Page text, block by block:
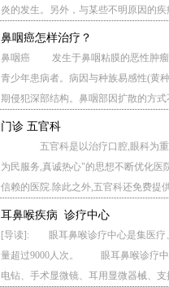
炎的发生。另外，与某些不明原因的疾
鼻咽癌怎样治疗？
鼻咽癌 发生于鼻咽粘膜的恶性肿瘤
青少年患病者。病因与种族易感性(黄
期侵犯深部结构。鼻咽部因扩散的方
门诊 五官科
五官科是以治疗口腔,眼科为重点,
为民服务,真诚热心"的思想不断优化医
信赖的医院.除此之外,五官科还免费提
耳鼻喉疾病 诊疗中心
[导读]: 眼耳鼻喉诊疗中心是集医疗
量超过9000人次。 眼耳鼻喉诊疗中
电钻、手术显微镜、耳用显微器械、